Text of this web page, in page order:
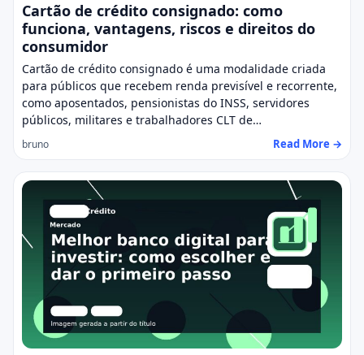
Cartão de crédito consignado: como
funciona, vantagens, riscos e direitos do
consumidor
Cartão de crédito consignado é uma modalidade criada
para públicos que recebem renda previsível e recorrente,
como aposentados, pensionistas do INSS, servidores
públicos, militares e trabalhadores CLT de…
bruno Read More →